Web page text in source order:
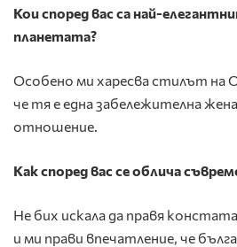
Кои според вас са най-
планетата?
Особено ми харесва стилът на
че тя е една забележителна
отношение.
Как според вас се облича
Не бих искала да правя
и ми прави впечатление, че